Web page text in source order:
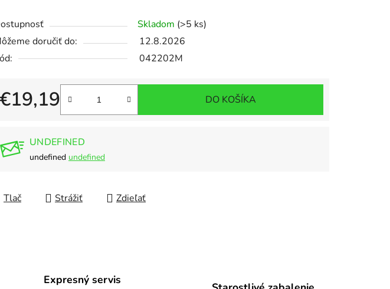
hviezdičiek.
Skladom (>5 ks)
doručiť do:
12.8.2026
042202M
€19,19
Jednotková cena:
DO KOŠÍKA
UNDEFINED
undefined undefined
Tlač Strážiť Zdieľať
Expresný servis